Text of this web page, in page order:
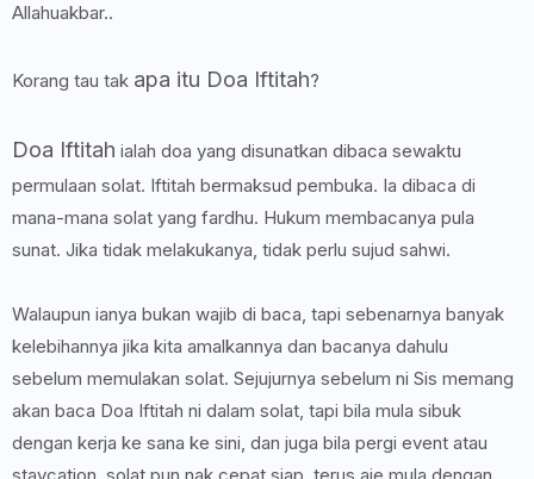
Allahuakbar..
Korang tau tak apa itu Doa Iftitah?
Doa Iftitah ialah doa yang disunatkan dibaca sewaktu
permulaan solat. Iftitah bermaksud pembuka. Ia dibaca di
mana-mana solat yang fardhu. Hukum membacanya pula
sunat. Jika tidak melakukanya, tidak perlu sujud sahwi.
Walaupun ianya bukan wajib di baca, tapi sebenarnya banyak
kelebihannya jika kita amalkannya dan bacanya dahulu
sebelum memulakan solat. Sejujurnya sebelum ni Sis memang
akan baca Doa Iftitah ni dalam solat, tapi bila mula sibuk
dengan kerja ke sana ke sini, dan juga bila pergi event atau